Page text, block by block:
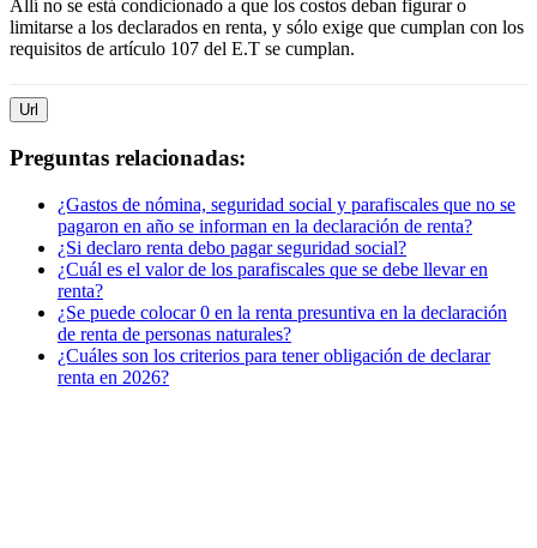
Allí no se está condicionado a que los costos deban figurar o
limitarse a los declarados en renta, y sólo exige que cumplan con los
requisitos de artículo 107 del E.T se cumplan.
Url
Preguntas relacionadas:
¿Gastos de nómina, seguridad social y parafiscales que no se
pagaron en año se informan en la declaración de renta?
¿Si declaro renta debo pagar seguridad social?
¿Cuál es el valor de los parafiscales que se debe llevar en
renta?
¿Se puede colocar 0 en la renta presuntiva en la declaración
de renta de personas naturales?
¿Cuáles son los criterios para tener obligación de declarar
renta en 2026?